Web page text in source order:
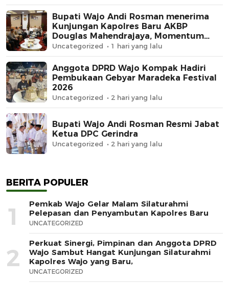
Bupati Wajo Andi Rosman menerima
Kunjungan Kapolres Baru AKBP
Douglas Mahendrajaya, Momentum
Memperkuat Sinergi
Uncategorized 1 hari yang lalu
Anggota DPRD Wajo Kompak Hadiri
Pembukaan Gebyar Maradeka Festival
2026
Uncategorized 2 hari yang lalu
Bupati Wajo Andi Rosman Resmi Jabat
Ketua DPC Gerindra
Uncategorized 2 hari yang lalu
BERITA POPULER
1
Pemkab Wajo Gelar Malam Silaturahmi
Pelepasan dan Penyambutan Kapolres Baru
UNCATEGORIZED
2
Perkuat Sinergi, Pimpinan dan Anggota DPRD
Wajo Sambut Hangat Kunjungan Silaturahmi
Kapolres Wajo yang Baru,
UNCATEGORIZED